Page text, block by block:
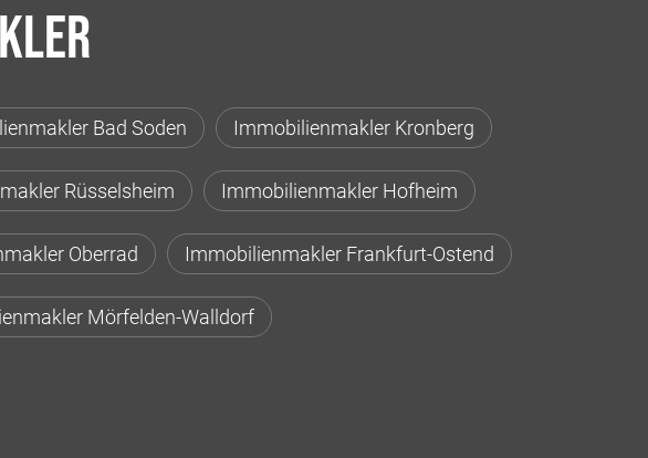
Bad Soden Immobilienmakler Kronberg
Rüsselsheim Immobilienmakler Hofheim
Oberrad Immobilienmakler Frankfurt-Ostend
Mörfelden-Walldorf